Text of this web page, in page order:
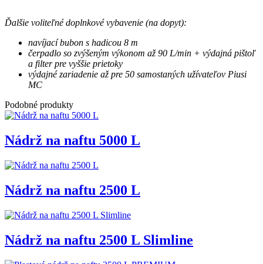
Ďalšie voliteľné doplnkové vybavenie (na dopyt):
navíjací bubon s hadicou 8 m
čerpadlo so zvýšeným výkonom až 90 L/min + výdajná pištoľ
a filter pre vyššie prietoky
výdajné zariadenie až pre 50 samostaných užívateľov Piusi
MC
Podobné produkty
Nádrž na naftu 5000 L
Nádrž na naftu 2500 L
Nádrž na naftu 2500 L Slimline